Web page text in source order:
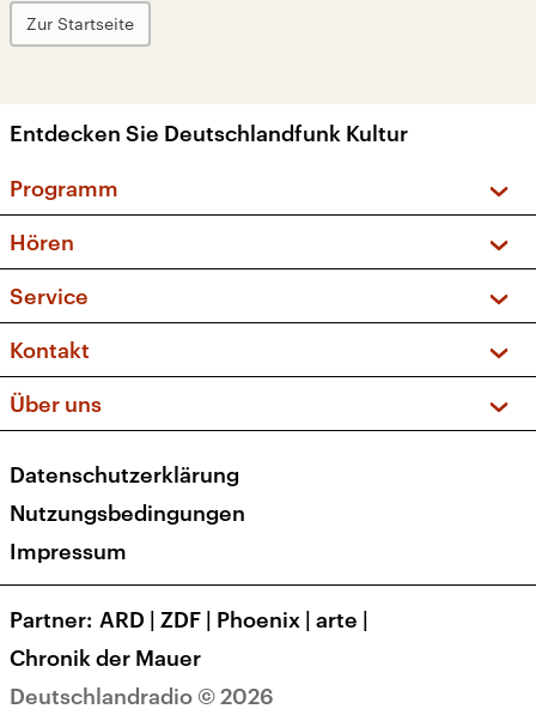
Zur Startseite
Entdecken Sie Deutschlandfunk Kultur
Programm
Sendungen und Podcasts
Musikliste
Kakadu – Das Kinderprogramm
Hören
Frequenzen (UKW + DAB+)
Service
FAQ
Apps
Newsletter
Veranstaltungen
Kontakt
Social Media
Über uns
Presse
Karriere
Transparenz
Deutschlandradio © 2026
Datenschutzerklärung
Nutzungsbedingungen
Impressum
Partner ARD | ZDF | Phoenix | arte |
Chronik der Mauer